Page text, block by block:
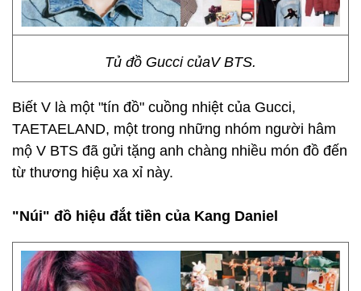
Tủ đồ Gucci củaV BTS.
Biết V là một "tín đồ" cuồng nhiệt của Gucci,
TAETAELAND, một trong những nhóm người hâm
mộ V BTS đã gửi tặng anh chàng nhiều món đồ đến
từ thương hiệu xa xỉ này.
"Núi" đồ hiệu đắt tiền của Kang Daniel